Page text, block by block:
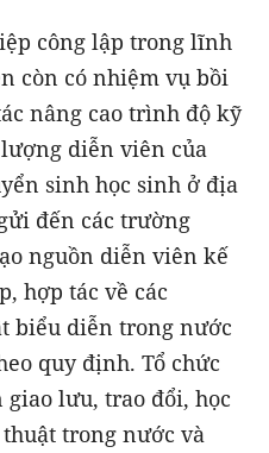
công lập trong lĩnh
còn có nhiệm vụ bồi
nâng cao trình độ kỹ
diễn viên của
sinh học sinh ở địa
đến các trường
nguồn diễn viên kế
hợp tác về các
biểu diễn trong nước
quy định. Tổ chức
giao lưu, trao đổi, học
trong nước và